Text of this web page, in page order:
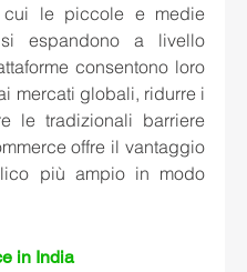
cui le piccole e medie
espandono a livello
consentono loro
mercati globali, ridurre i
le tradizionali barriere
offre il vantaggio
più ampio in modo
in India